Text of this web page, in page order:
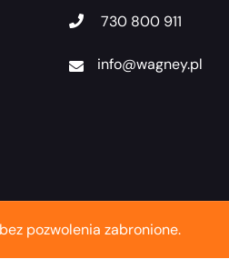
730 800 911
info@wagney.pl
pozwolenia zabronione.